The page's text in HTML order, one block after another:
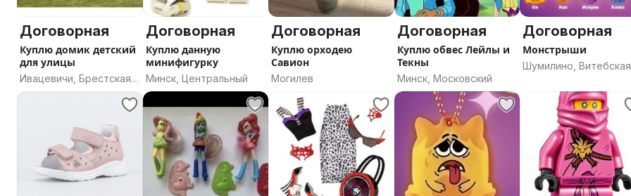
Договорная
Куплю домик детский
для улицы
Ивацевичи, Брестская
область
Договорная
Куплю данную
минифигурку
Минск, Центральный
Договорная
Куплю орходею
Савион
Могилев
Договорная
Куплю обвес Лейлы и
Текны
Минск, Московский
Договорная
Монстрыши
Шумилино, Витебская